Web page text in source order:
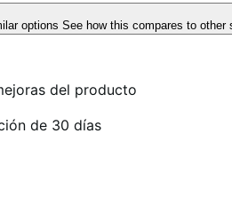
options See how this compares to other
del producto
de 30 días